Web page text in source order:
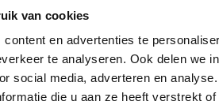
van cookies
en advertenties te
te analyseren. Ook delen we
social media, adverteren en
die u aan ze heeft verstrekt